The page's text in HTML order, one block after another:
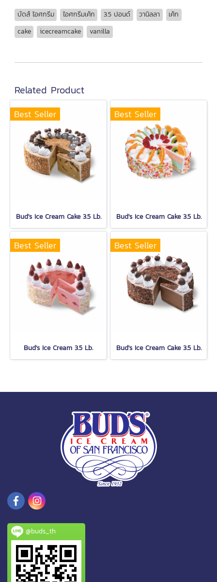
บัดส์ ไอศกรีม ไอศกรีมเค้ก 3.5 ปอนด์ วานิลลา
เค้ก
cake
icecreamcake vanilla
Related Product
Best Seller
Bud's Ice Cream Cake 3.5 Lb.
Best Seller
Bud's Ice Cream Cake 3.5 Lb.
Best Seller
Bud's Ice Cream 3.5 Lb.
Best Seller
Bud's Ice Cream Cake 3.5 Lb.
@buds_th